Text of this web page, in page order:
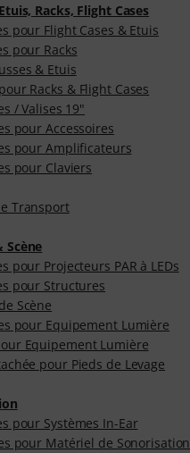
Racks, Flight Cases
pour Flight Cases & Etuis
pour Racks
& Etuis
Racks & Flight Cases
/ Valises 19"
pour Accessoires
pour Amplificateurs
pour Claviers
Transport
Scène
pour Projecteurs PAR à LEDs
pour Structures
Scène
pour Equipement Lumière
Equipement Lumière
pour Pieds de Levage
pour Systèmes In-Ear
pour Matériel de Sonorisation